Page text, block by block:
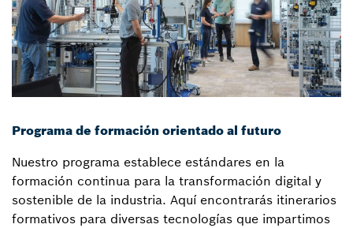
Programa de formación orientado al futuro
Nuestro programa establece estándares en la
formación continua para la transformación digital y
sostenible de la industria. Aquí encontrarás itinerarios
formativos para diversas tecnologías que impartimos